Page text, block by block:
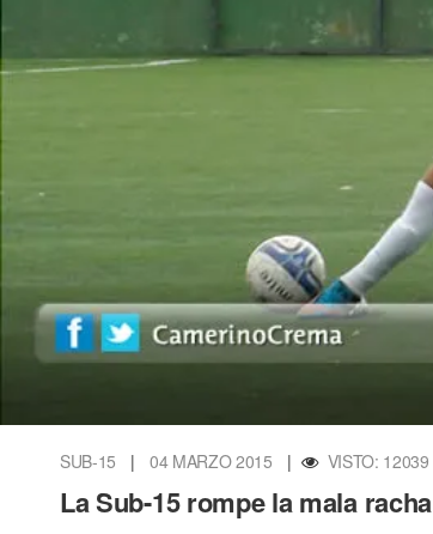
SUB-15 | 04 MARZO 2015 | VISTO: 12039
La Sub-15 rompe la mala racha